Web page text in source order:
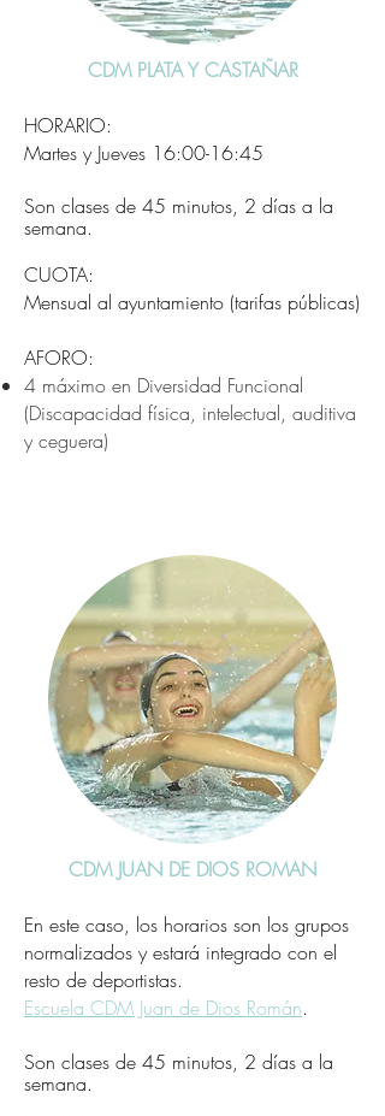
CDM PLATA Y CASTAÑAR
HORARIO:
Martes y Jueves 16:00-16:45
Son clases de 45 minutos, 2 días a la
semana.
CUOTA:
Mensual al ayuntamiento (tarifas públicas)
AFORO:
4 máximo en Diversidad Funcional
(Discapacidad física, intelectual, auditiva
y ceguera)
CDM JUAN DE DIOS ROMAN
En es​te caso, los horarios son los grupos
normalizados y estará integrado con el
resto de deportistas.
Escuela CDM Juan de Dios Román.
Son clases de 45 minutos, 2 días a la
semana.